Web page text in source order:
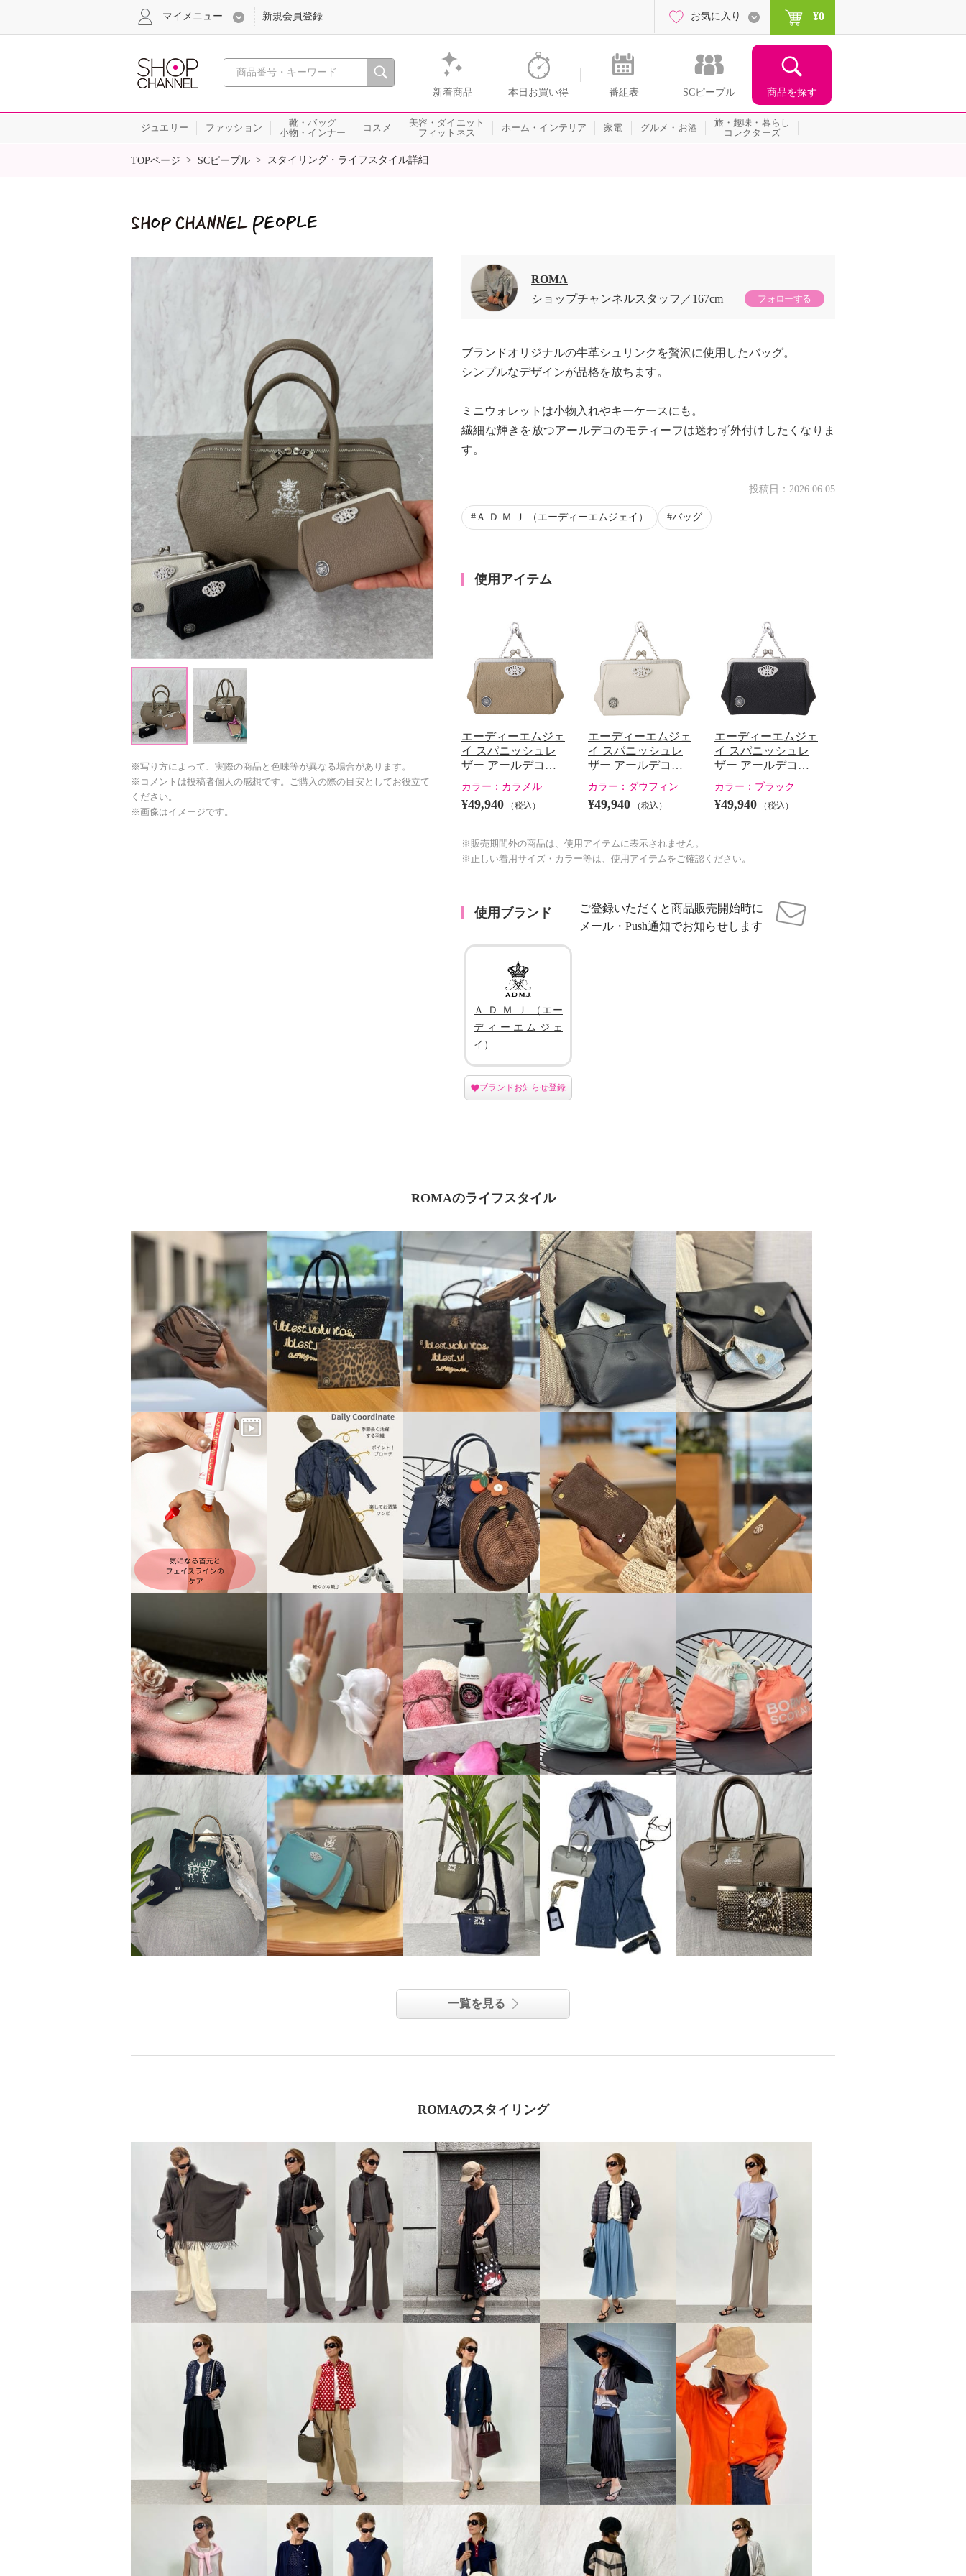
心おどる、瞬間を。通販・テレビショッピングのショップチャンネル
新着商品 本日お買い得 番組表 SCピープル 商品を探す
マイメニュー 新規会員登録 お気に入り ¥0
ジュエリー ファッション
靴・バッグ
小物・インナー
コスメ
美容・ダイエット
フィットネス
ホーム・インテリア 家電 グルメ・お酒
旅・趣味・暮らし
コレクターズ
SALE
TOPページ > SCピープル > スタイリング・ライフスタイル詳細
Next
※写り方によって、実際の商品と色味等が異なる場合があります。
※コメントは投稿者個人の感想です。ご購入の際の目安としてお役立て
ください。
※画像はイメージです。
ROMA
ショップチャンネルスタッフ
167cm フォローする
ブランドオリジナルの牛革シュリンクを贅沢に使用したバッグ。
シンプルなデザインが品格を放ちます。
ミニウォレットは小物入れやキーケースにも。
繊細な輝きを放つアールデコのモティーフは迷わず外付けしたくなりま
す。
投稿日： 2026.06.05
Ａ.Ｄ.Ｍ.Ｊ.（エーディーエムジェイ） バッグ
使用アイテム
エーディーエムジェ
イ スパニッシュレ
ザー アールデコ…
カラー： カラメル
¥49,940 （税込）
エーディーエムジェ
イ スパニッシュレ
ザー アールデコ…
カラー： ダウフィン
¥49,940 （税込）
エーディーエムジェ
イ スパニッシュレ
ザー アールデコ…
カラー： ブラック
¥49,940 （税込）
※販売期間外の商品は、使用アイテムに表示されません。
※正しい着用サイズ・カラー等は、使用アイテムをご確認ください。
使用ブランド
ご登録いただくと商品販売開始時に
メール・Push通知でお知らせします
Ａ.Ｄ.Ｍ.Ｊ.（エー
ディーエムジェ
イ）
ブランドお知らせ登録
ROMAのライフスタイル
一覧を見る
ROMAのスタイリング